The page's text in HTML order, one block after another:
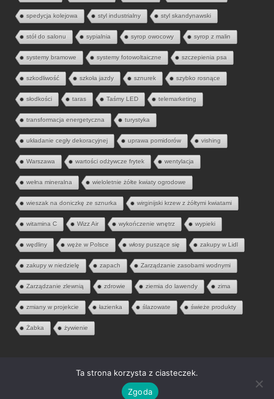
spedycja kolejowa styl industrialny styl skandynawski
stół do salonu sypialnia syrop owocowy syrop z malin
systemy bramowe systemy fotowoltaiczne szczepienia psa
szkodliwość szkoła jazdy sznurek szybko rosnące
słodkości taras Taśmy LED telemarketing
transformacja energetyczna turystyka
układanie cegły dekoracyjnej uprawa pomidorów vishing
Warszawa wartości odżywcze frytek wentylacja
wełna mineralna wieloletnie żółte kwiaty ogrodowe
wieszak na doniczkę ze sznurka wirginijski krzew z żółtymi kwiatami
witamina C Wizz Air wykończenie wnętrz wypieki
wędliny węże w Polsce włosy puszące się zakupy w Lidl
zakupy w niedzielę zapach Zarządzanie zasobami wodnymi
Zarządzanie zlewnią zdrowie ziemia do lawendy zima
zmiany w projekcie łazienka ślazowate świeże produkty
Żabka żywienie
© 2026 Aria Liter. Wszelkie prawa zastrzeżone.
Ta strona korzysta z ciasteczek.
Zgoda